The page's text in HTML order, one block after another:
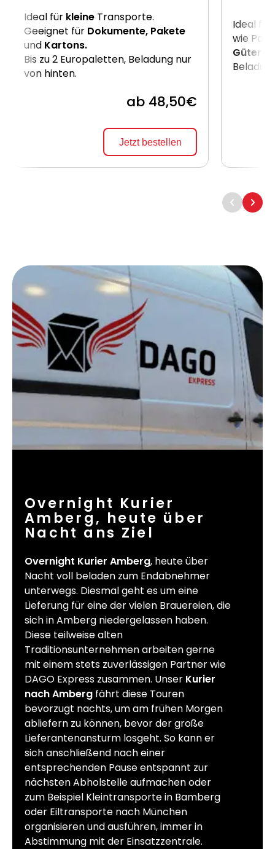
Ideal für kleine Transporte.
Geeignet für Dokumente, Pakete
und Kartons.
Bis zu 2 Europaletten, Beladung nur
von hinten.
ab 48,50€
Jetzt bestellen
Ideal für
wie
Güter
Overnight Kurier
Amberg, heute über
Nacht ans Ziel
Overnight Kurier Amberg, heute über
Nacht voll beladen zum Endabnehmer
unterwegs. Diesmal geht es um eine
Lieferung für eine der vielen Brauereien, die
sich in Amberg niedergelassen haben.
Diese teilweise alten
Traditionsunternehmen arbeiten gerne
mit einem stets zuverlässigen Partner wie
DAGO Express zusammen. Unser Kurier
nach Amberg fährt diese Touren
bevorzugt nachts, um am frühen Morgen
abliefern zu können, bevor der große
Lieferantenansturm losgeht. So kann er
sich anschließend nach einer
entsprechenden Pause entspannt zur
nächsten Abholstelle aufmachen oder
zum Beispiel Kleintransporte in Bamberg
oder Eiltransporte nach München
organisieren und ausführen, immer in
Abstimmung mit der Einsatzzentrale.